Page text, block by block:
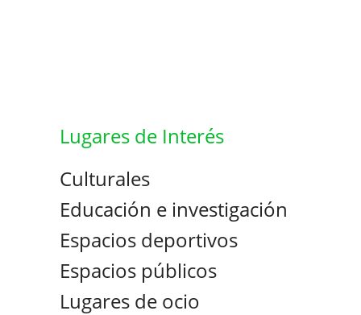
Lugares de Interés
Culturales
Educación e investigación
Espacios deportivos
Espacios públicos
Lugares de ocio